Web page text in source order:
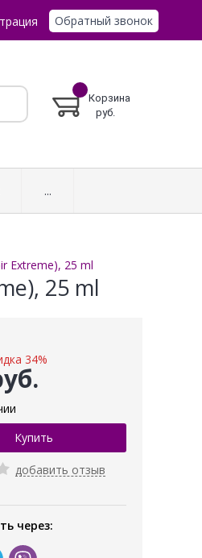
Обратный звонок
Корзина
руб.
...
Extreme), 25 ml
25 ml
34%
добавить отзыв
через: